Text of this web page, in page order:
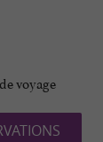
voyage